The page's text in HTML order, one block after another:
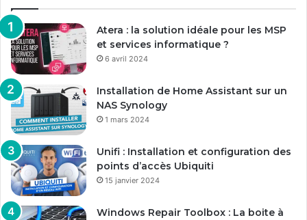
Atera : la solution idéale pour les MSP
et services informatique ?
6 avril 2024
Installation de Home Assistant sur un
NAS Synology
1 mars 2024
Unifi : Installation et configuration des
points d’accès Ubiquiti
15 janvier 2024
Windows Repair Toolbox : La boite à